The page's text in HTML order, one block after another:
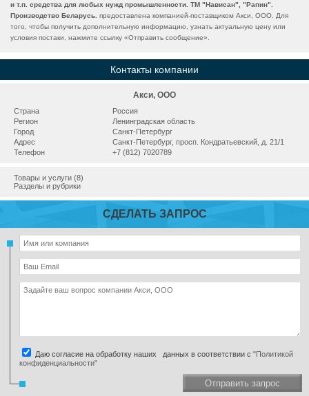
и т.п. средства для любых нужд промышленности. ТМ "Нависан", "Рапин".
Производство Беларусь. предоставлена компанией-поставщиком Акси, ООО. Для
того, чтобы получить дополнительную информацию, узнать актуальную цену или
условия постаки, нажмите ссылку «Отправить сообщение».
Контакты компании
Акси, ООО
Страна
Россия
Регион
Ленинградская область
Город
Санкт-Петербург
Адрес
Санкт-Петербург, просп. Кондратьевский, д. 21/1
Телефон
+7 (812) 7020789
Товары и услуги (8)
Разделы и рубрики
СДЕЛАТЬ ЗАПРОС
Даю согласие на обработку наших данных в соответствии с "Политикой
конфиденциальности"
Отправить запрос